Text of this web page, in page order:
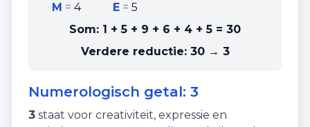
M = 4 E =5
Som: 1 + 5 + 9 + 6 + 4 + 5 = 30
Verdere reductie: 30 → 3
Numerologisch getal: 3
3 staat voor creativiteit, expressie en